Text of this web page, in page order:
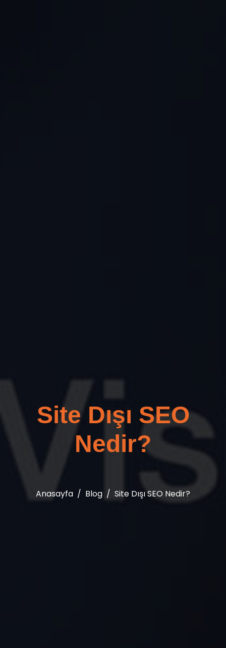
Site Dışı SEO
Nedir?
Anasayfa Blog Site Dışı SEO Nedir?